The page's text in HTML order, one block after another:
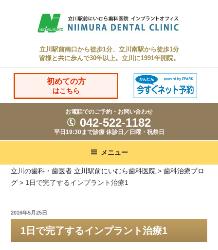
キ
立川駅前南口から徒歩1分、立川南駅から徒歩1分
皆様と共に歩んで30年以上。立川に1991年開院。
初めての方
はこちら
お電話でのご予約・お問い合わせ
042-522-1182
平日19:30まで診療 休診日／日曜・祝祭日
メニュー
立川の歯科・歯医者 立川駅前にいむら歯科医院 >歯科治療ブロ
グ > 1日で完了するインプラント治療1
投
2016年5月25日
1日で完了するインプラント治療1